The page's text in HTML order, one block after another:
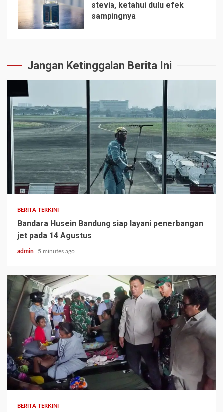
5
stevia, ketahui dulu efek
sampingnya
Jangan Ketinggalan Berita Ini
BERITA TERKINI
Bandara Husein Bandung siap layani penerbangan
jet pada 14 Agustus
admin 5 minutes ago
BERITA TERKINI